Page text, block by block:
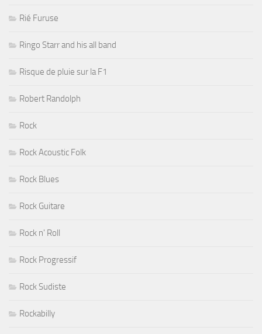
Rié Furuse
Ringo Starr and his all band
Risque de pluie sur la F1
Robert Randolph
Rock
Rock Acoustic Folk
Rock Blues
Rock Guitare
Rock n' Roll
Rock Progressif
Rock Sudiste
Rockabilly